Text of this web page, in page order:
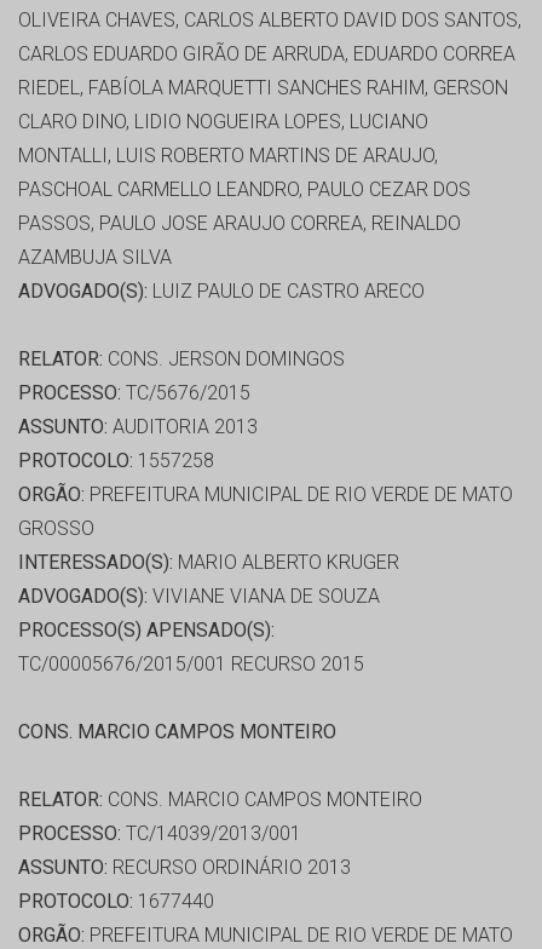
OLIVEIRA CHAVES, CARLOS ALBERTO DAVID DOS SANTOS,
CARLOS EDUARDO GIRÃO DE ARRUDA, EDUARDO CORREA
RIEDEL, FABÍOLA MARQUETTI SANCHES RAHIM, GERSON
CLARO DINO, LIDIO NOGUEIRA LOPES, LUCIANO
MONTALLI, LUIS ROBERTO MARTINS DE ARAUJO,
PASCHOAL CARMELLO LEANDRO, PAULO CEZAR DOS
PASSOS, PAULO JOSE ARAUJO CORREA, REINALDO
AZAMBUJA SILVA
ADVOGADO(S): LUIZ PAULO DE CASTRO ARECO
RELATOR: CONS. JERSON DOMINGOS
PROCESSO: TC/5676/2015
ASSUNTO: AUDITORIA 2013
PROTOCOLO: 1557258
ORGÃO: PREFEITURA MUNICIPAL DE RIO VERDE DE MATO
GROSSO
INTERESSADO(S): MARIO ALBERTO KRUGER
ADVOGADO(S): VIVIANE VIANA DE SOUZA
PROCESSO(S) APENSADO(S):
TC/00005676/2015/001 RECURSO 2015
CONS. MARCIO CAMPOS MONTEIRO
RELATOR: CONS. MARCIO CAMPOS MONTEIRO
PROCESSO: TC/14039/2013/001
ASSUNTO: RECURSO ORDINÁRIO 2013
PROTOCOLO: 1677440
ORGÃO: PREFEITURA MUNICIPAL DE RIO VERDE DE MATO